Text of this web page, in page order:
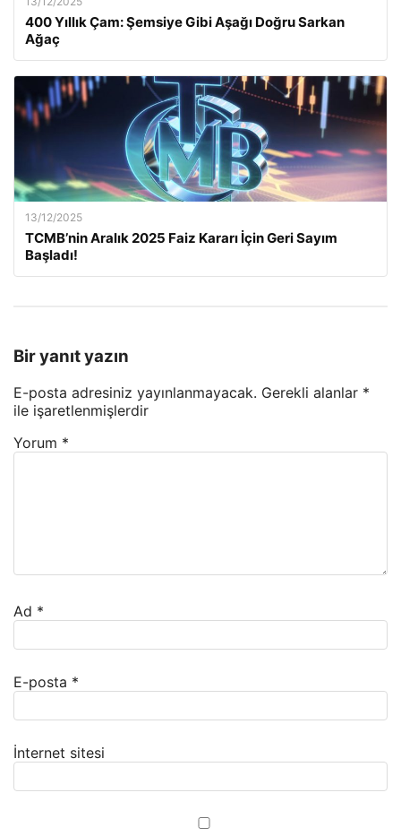
400 Yıllık Çam: Şemsiye Gibi Aşağı Doğru Sarkan
Ağaç
13/12/2025
TCMB’nin Aralık 2025 Faiz Kararı İçin Geri Sayım
Başladı!
Bir yanıt yazın
E-posta adresiniz yayınlanmayacak. Gerekli alanlar *
ile işaretlenmişlerdir
Yorum *
Ad *
E-posta *
İnternet sitesi